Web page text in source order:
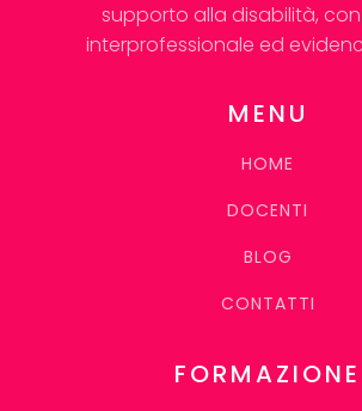
supporto alla disabilità,
interprofessionale ed
MENU
HOME
DOCENTI
BLOG
CONTATTI
FORMAZIONE